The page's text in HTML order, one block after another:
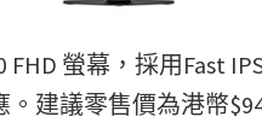
FHD 螢幕，採用Fast
。建議零售價為港幣